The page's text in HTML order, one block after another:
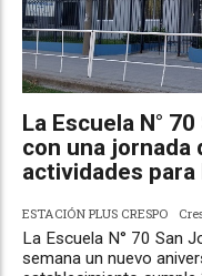
La Escuela N°
con una jornada
actividades para
ESTACIÓN PLUS CRESPO
La Escuela N° 70 San
semana un nuevo